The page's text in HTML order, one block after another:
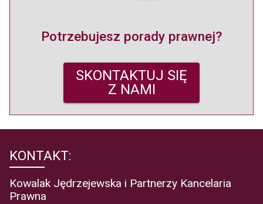
Potrzebujesz porady prawnej?
SKONTAKTUJ SIĘ
Z NAMI
KONTAKT:
Kowalak Jędrzejewska i Partnerzy Kancelaria
Prawna